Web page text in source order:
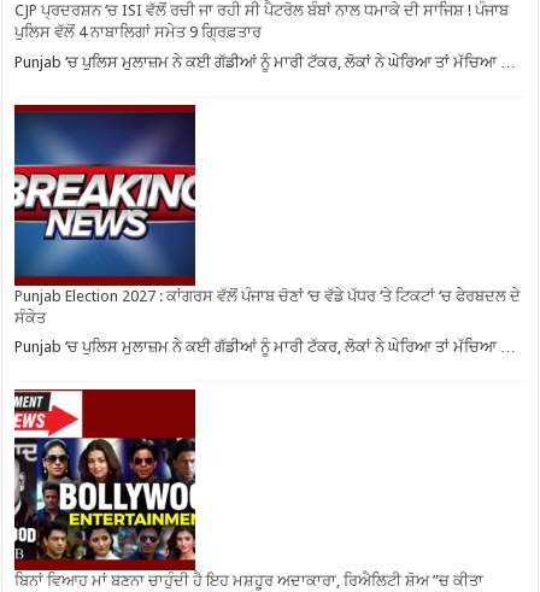
CJP ਪ੍ਰਦਰਸ਼ਨ ‘ਚ ISI ਵੱਲੋਂ ਰਚੀ ਜਾ ਰਹੀ ਸੀ ਪੈਟਰੋਲ ਬੰਬਾਂ ਨਾਲ ਧਮਾਕੇ ਦੀ ਸਾਜਿਸ਼ ! ਪੰਜਾਬ
ਪੁਲਿਸ ਵੱਲੋਂ 4 ਨਾਬਾਲਿਗਾਂ ਸਮੇਤ 9 ਗ੍ਰਿਫ਼ਤਾਰ
Punjab ‘ਚ ਪੁਲਿਸ ਮੁਲਾਜ਼ਮ ਨੇ ਕਈ ਗੱਡੀਆਂ ਨੂੰ ਮਾਰੀ ਟੱਕਰ, ਲੋਕਾਂ ਨੇ ਘੇਰਿਆ ਤਾਂ ਮੱਚਿਆ …
Punjab Election 2027 : ਕਾਂਗਰਸ ਵੱਲੋਂ ਪੰਜਾਬ ਚੋਣਾਂ ‘ਚ ਵੱਡੇ ਪੱਧਰ ‘ਤੇ ਟਿਕਟਾਂ ‘ਚ ਫੇਰਬਦਲ ਦੇ
ਸੰਕੇਤ
Punjab ‘ਚ ਪੁਲਿਸ ਮੁਲਾਜ਼ਮ ਨੇ ਕਈ ਗੱਡੀਆਂ ਨੂੰ ਮਾਰੀ ਟੱਕਰ, ਲੋਕਾਂ ਨੇ ਘੇਰਿਆ ਤਾਂ ਮੱਚਿਆ …
ਬਿਨਾਂ ਵਿਆਹ ਮਾਂ ਬਣਨਾ ਚਾਹੁੰਦੀ ਹੈ ਇਹ ਮਸ਼ਹੂਰ ਅਦਾਕਾਰਾ, ਰਿਐਲਿਟੀ ਸ਼ੋਅ ”ਚ ਕੀਤਾ